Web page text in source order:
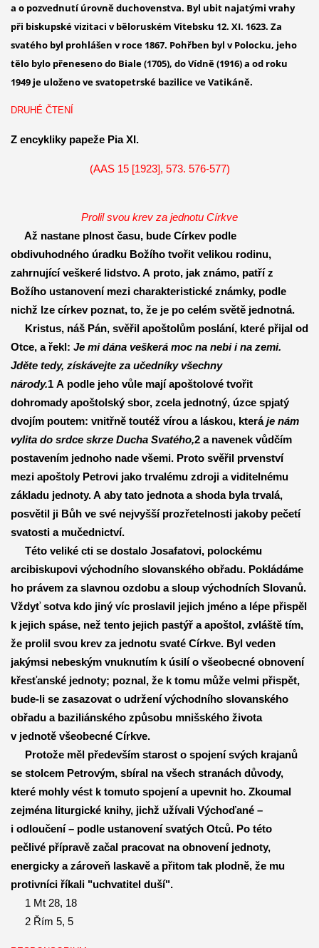
a o pozvednutí úrovně duchovenstva. Byl ubit najatými vrahy
při biskupské vizitaci v běloruském Vitebsku 12. XI. 1623. Za
svatého byl prohlášen v roce 1867. Pohřben byl v Polocku, jeho
tělo bylo přeneseno do Biale (1705), do Vídně (1916) a od roku
1949 je uloženo ve svatopetrské bazilice ve Vatikáně.
DRUHÉ ČTENÍ
Z encykliky papeže Pia XI.
(AAS 15 [1923], 573. 576-577)
Prolil svou krev za jednotu Církve
Až nastane plnost času, bude Církev podle
obdivuhodného úradku Božího tvořit velikou rodinu,
zahrnující veškeré lidstvo. A proto, jak známo, patří z
Božího ustanovení mezi charakteristické známky, podle
nichž lze církev poznat, to, že je po celém světě jednotná.
Kristus, náš Pán, svěřil apoštolům poslání, které přijal od
Otce, a řekl: Je mi dána veškerá moc na nebi i na zemi.
Jděte tedy, získávejte za učedníky všechny
národy.1 A podle jeho vůle mají apoštolové tvořit
dohromady apoštolský sbor, zcela jednotný, úzce spjatý
dvojím poutem: vnitřně toutéž vírou a láskou, kteráje nám
vylita do srdce skrze Ducha Svatého,2 a navenek vůdčím
postavením jednoho nade všemi. Proto svěřil prvenství
mezi apoštoly Petrovi jako trvalému zdroji a viditelnému
základu jednoty. A aby tato jednota a shoda byla trvalá,
posvětil ji Bůh ve své nejvyšší prozřetelnosti jakoby pečetí
svatosti a mučednictví.
Této veliké cti se dostalo Josafatovi, polockému
arcibiskupovi východního slovanského obřadu. Pokládáme
ho právem za slavnou ozdobu a sloup východních Slovanů.
Vždyť sotva kdo jiný víc proslavil jejich jméno a lépe přispěl
k jejich spáse, než tento jejich pastýř a apoštol, zvláště tím,
že prolil svou krev za jednotu svaté Církve. Byl veden
jakýmsi nebeským vnuknutím k úsilí o všeobecné obnovení
křesťanské jednoty; poznal, že k tomu může velmi přispět,
bude-li se zasazovat o udržení východního slovanského
obřadu a baziliánského způsobu mnišského života
v jednotě všeobecné Církve.
Protože měl především starost o spojení svých krajanů
se stolcem Petrovým, sbíral na všech stranách důvody,
které mohly vést k tomuto spojení a upevnit ho. Zkoumal
zejména liturgické knihy, jichž užívali Výchoďané –
i odloučení – podle ustanovení svatých Otců. Po této
pečlivé přípravě začal pracovat na obnovení jednoty,
energicky a zároveň laskavě a přitom tak plodně, že mu
protivníci říkali "uchvatitel duší".
1 Mt 28, 18
2 Řím 5, 5